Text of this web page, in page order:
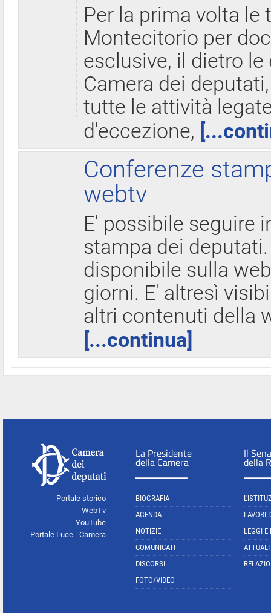
Per la prima volta le
Montecitorio per
esclusive, il dietro
Camera dei
tutte le attività
d'eccezione,
Conferenze
webtv
E' possibile seguire
stampa dei
disponibile sulla
giorni. E' altresì
altri contenuti della
[...continua]
Portale storico
WebTv
YouTube
Portale Luce - Camera
La Presidente
della Camera
BIOGRAFIA
AGENDA
NOTIZIE
COMUNICATI
DISCORSI
FOTO/VIDEO
Il
della
LAVORI
LEGGI E